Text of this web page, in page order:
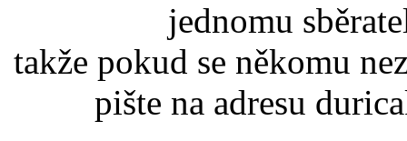
jednomu
takže pokud se někomu
pište na adresu